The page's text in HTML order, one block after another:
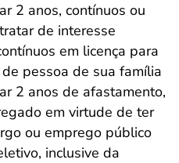
2 anos, contínuos ou
de interesse
em licença para
pessoa de sua família
2 anos de afastamento,
em virtude de ter
ou emprego público
inclusive da